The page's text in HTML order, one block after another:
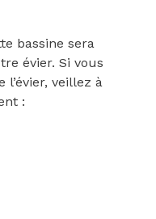
bassine sera
évier. Si vous
l’évier, veillez à
: